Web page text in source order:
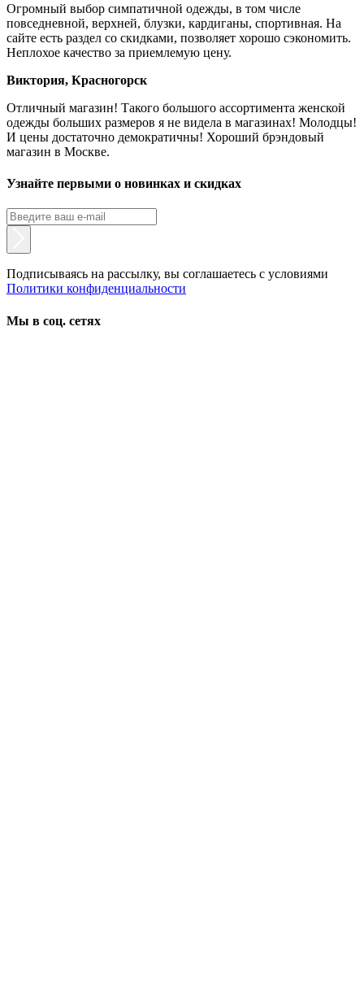
Огромный выбор симпатичной одежды, в том числе
повседневной, верхней, блузки, кардиганы, спортивная. На
сайте есть раздел со скидками, позволяет хорошо сэкономить.
Неплохое качество за приемлемую цену.
Виктория, Красногорск
Отличный магазин! Такого большого ассортимента женской
одежды больших размеров я не видела в магазинах! Молодцы!
И цены достаточно демократичны! Хороший брэндовый
магазин в Москве.
Узнайте первыми о новинках и скидках
Подписываясь на рассылку, вы соглашаетесь с условиями
Политики конфиденциальности
Мы в соц. сетях